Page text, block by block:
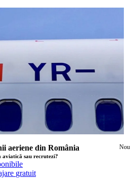
Nou
aeriene din România
sau recrutezi?
gratuit